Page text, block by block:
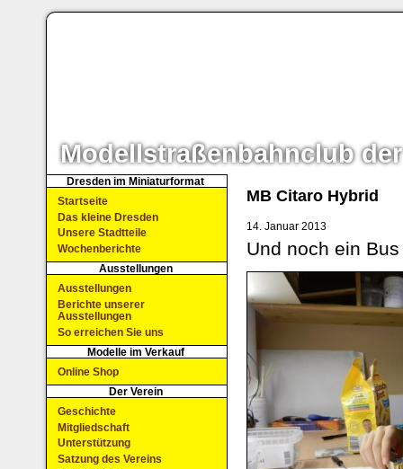
Modellstraßenbahnclub der
MB Citaro Hybrid
14. Januar 2013
Und noch ein Bus
Dresden im Miniaturformat
Startseite
Das kleine Dresden
Unsere Stadtteile
Wochenberichte
Ausstellungen
Ausstellungen
Berichte unserer
Ausstellungen
So erreichen Sie uns
Modelle im Verkauf
Online Shop
Der Verein
Geschichte
Mitgliedschaft
Unterstützung
Satzung des Vereins